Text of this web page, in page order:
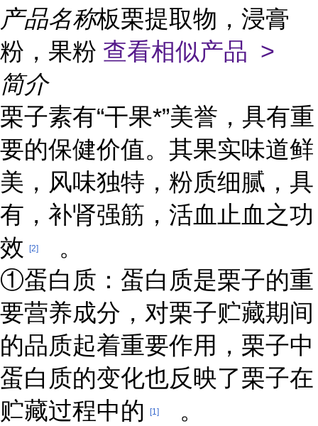
产品名称板栗提取物，浸膏
粉，果粉 查看相似产品 >
简介
栗子素有“干果*”美誉，具有重
要的保健价值。其果实味道鲜
美，风味独特，粉质细腻，具
有，补肾强筋，活血止血之功
效
[2]
。
①蛋白质：蛋白质是栗子的重
要营养成分，对栗子贮藏期间
的品质起着重要作用，栗子中
蛋白质的变化也反映了栗子在
贮藏过程中的
[1]
。